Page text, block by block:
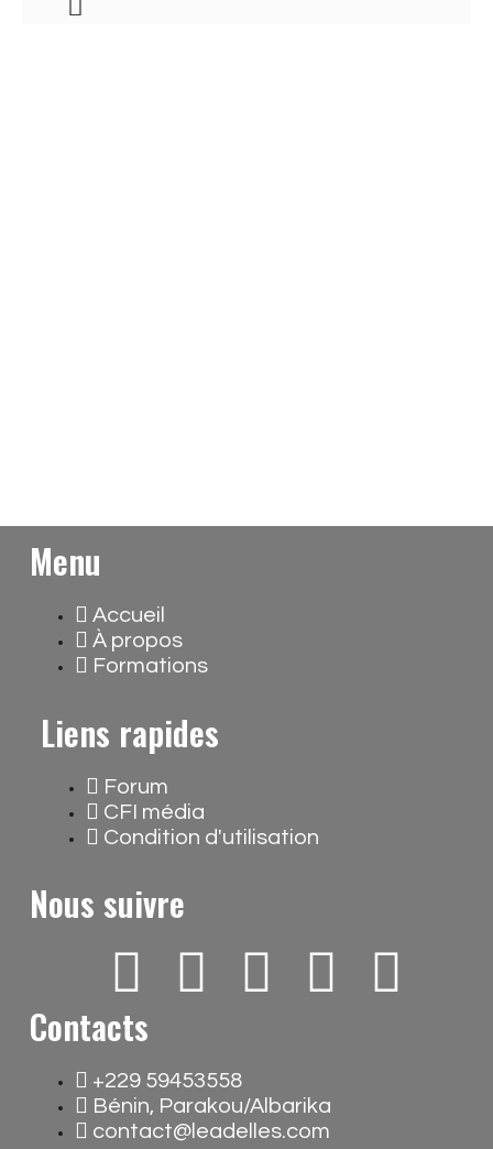
Menu
Accueil
À propos
Formations
Liens rapides
Forum
CFI média
Condition d'utilisation
Nous suivre
F
a
c
T
i
T
k
I
I
Contacts
+229 59453558
Bénin, Parakou/Albarika
contact@leadelles.com